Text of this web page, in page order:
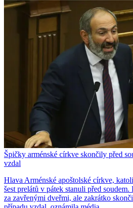
Špičky arménské církve skončily před
vzdal
Hlava Arménské apoštolské církve,
šest prelátů v pátek stanuli před
za zavřenými dveřmi, ale zakrátko